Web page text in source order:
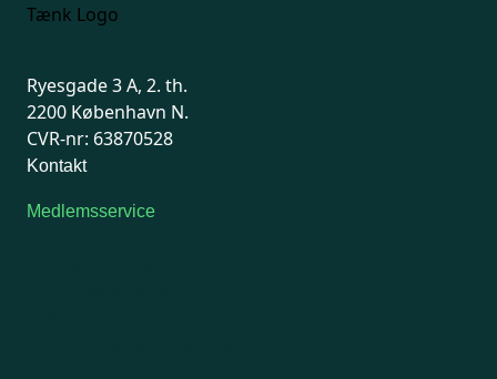
Ryesgade 3 A, 2. th.
2200 København N.
CVR-nr: 63870528
Kontakt
Medlemsservice